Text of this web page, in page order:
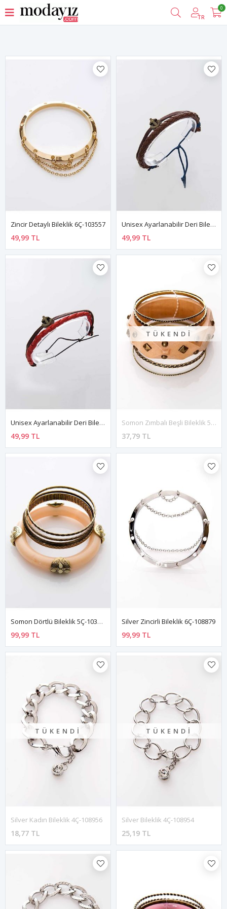
TR
0
Filtrele
Zincir Detaylı Bileklik 6Ç-103557
49,99 TL
Unisex Ayarlanabilir Deri Bileklik 4Ç-104880
49,99 TL
Unisex Ayarlanabilir Deri Bileklik 4Ç-104875
49,99 TL
TÜKENDI
Somon Zımbalı Beşli Bileklik 5Ç-108910
37,79 TL
Somon Dörtlü Bileklik 5Ç-103564
99,99 TL
Silver Zincirli Bileklik 6Ç-108879
99,99 TL
TÜKENDI
Silver Kadın Bileklik 4Ç-108956
18,77 TL
TÜKENDI
Silver Bileklik 4Ç-108954
25,19 TL